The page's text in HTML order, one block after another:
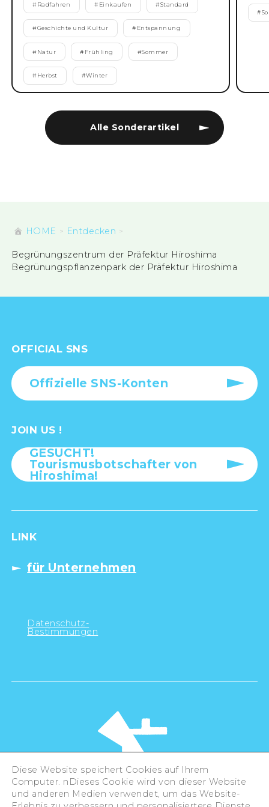
Alle Sonderartikel
# Radfahren # Einkaufen #Standard
#Geschichte und Kultur # Entspannung
# Natur # Frühling #Sommer
# Herbst #Winter
#
HOME Entdecken
Begrünungszentrum der Präfektur Hiroshima
Begrünungspflanzenpark der Präfektur Hiroshima
OFFICIAL SNS
Offizielle SNS-Konten
JOIN US !
GESUCHT!
Tourismusbotschafter von
Hiroshima!
LINK
für Unternehmen
Datenschutz-
Bestimmungen
Diese Website speichert Cookies auf Ihrem
Computer. nDieses Cookie wird von dieser Website
und anderen Medien verwendet, um das Website-